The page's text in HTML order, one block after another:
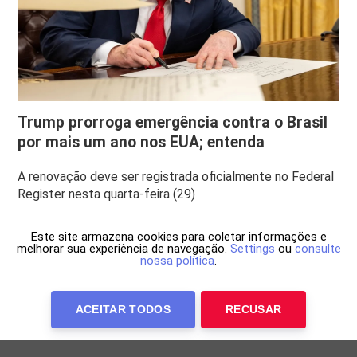
Trump prorroga emergência contra o Brasil
por mais um ano nos EUA; entenda
A renovação deve ser registrada oficialmente no Federal
Register nesta quarta-feira (29)
Este site armazena cookies para coletar informações e
melhorar sua experiência de navegação. Settings ou consulte
nossa política.
ACEITAR TODOS RECUSAR